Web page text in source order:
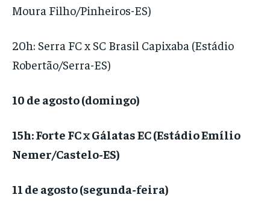
Moura Filho/Pinheiros-ES)
20h: Serra FC x SC Brasil Capixaba (Estádio
Robertão/Serra-ES)
10 de agosto (domingo)
15h: Forte FC x Gálatas EC (Estádio Emílio
Nemer/Castelo-ES)
11 de agosto (segunda-feira)